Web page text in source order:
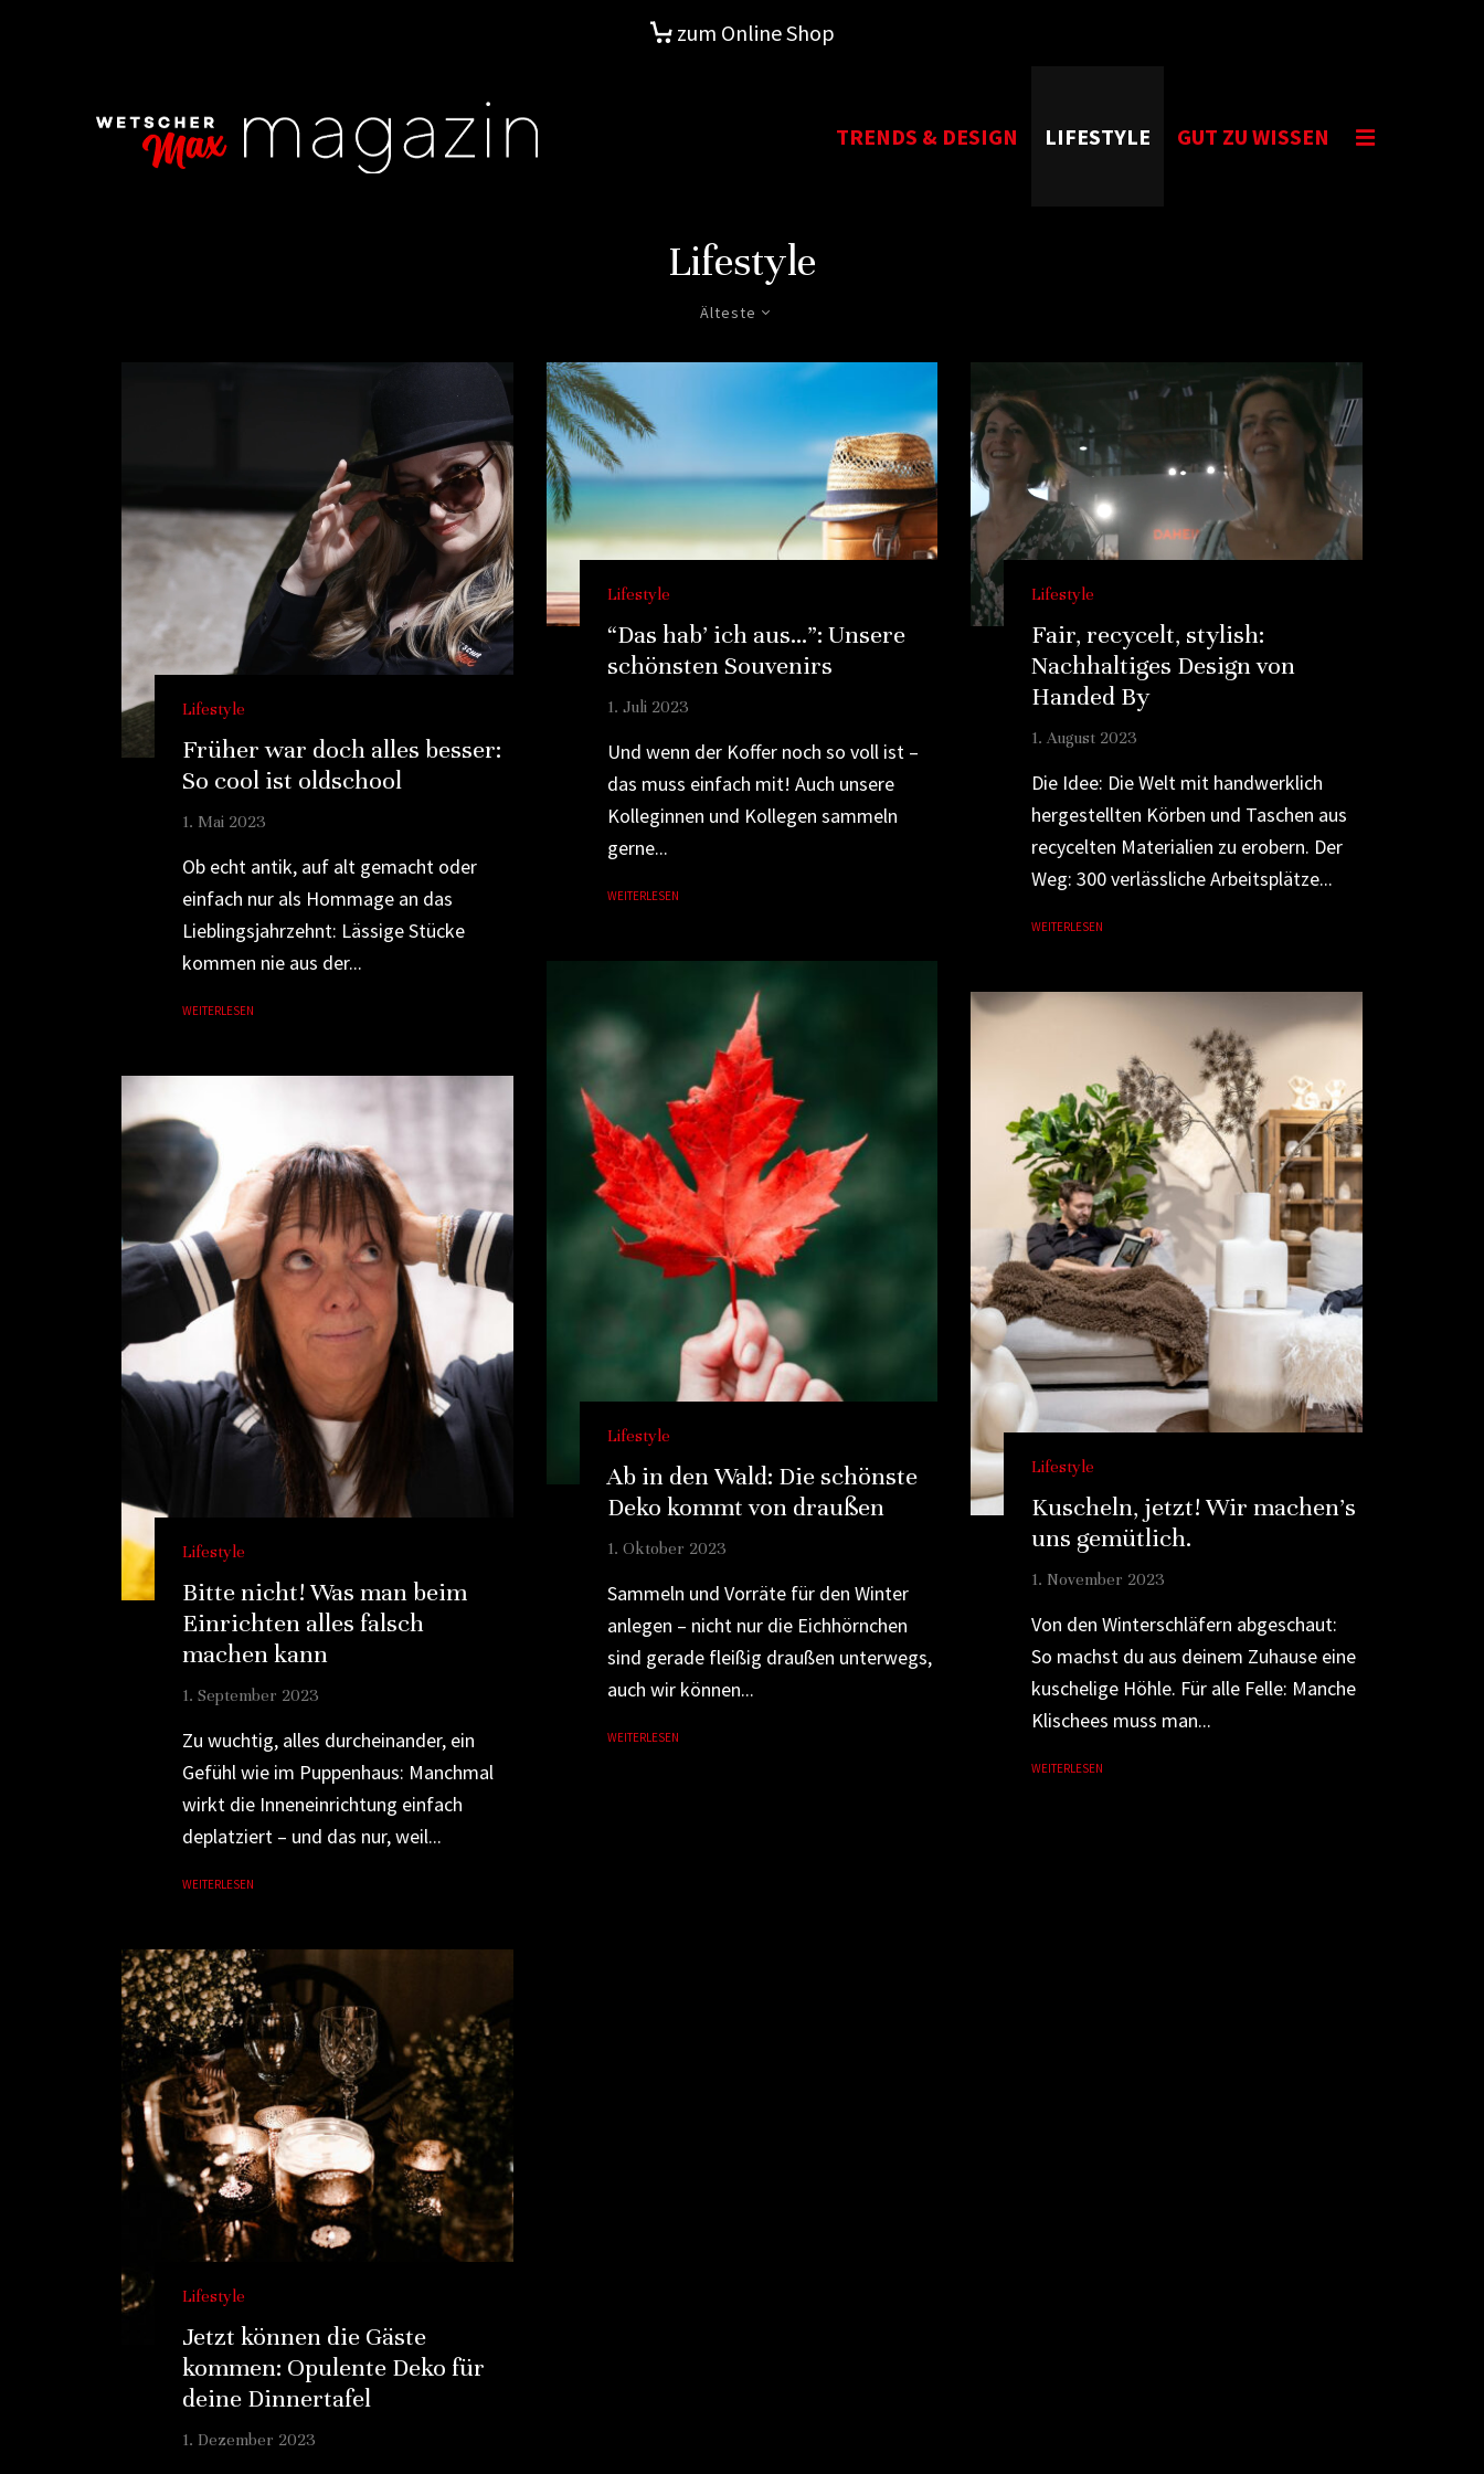
zum Online Shop
TRENDS & DESIGN LIFESTYLE GUT ZU WISSEN
Lifestyle
Älteste
Lifestyle
Früher war doch alles besser:
So cool ist oldschool
1. Mai 2023
Ob echt antik, auf alt gemacht oder
einfach nur als Hommage an das
Lieblingsjahrzehnt: Lässige Stücke
kommen nie aus der...
WEITERLESEN
Lifestyle
Bitte nicht! Was man beim
Einrichten alles falsch
machen kann
1. September 2023
Zu wuchtig, alles durcheinander, ein
Gefühl wie im Puppenhaus: Manchmal
wirkt die Inneneinrichtung einfach
deplatziert – und das nur, weil...
WEITERLESEN
Lifestyle
Jetzt können die Gäste
kommen: Opulente Deko für
deine Dinnertafel
1. Dezember 2023
Lifestyle
“Das hab’ ich aus…”: Unsere
schönsten Souvenirs
1. Juli 2023
Und wenn der Koffer noch so voll ist –
das muss einfach mit! Auch unsere
Kolleginnen und Kollegen sammeln
gerne...
WEITERLESEN
Lifestyle
Ab in den Wald: Die schönste
Deko kommt von draußen
1. Oktober 2023
Sammeln und Vorräte für den Winter
anlegen – nicht nur die Eichhörnchen
sind gerade fleißig draußen unterwegs,
auch wir können...
WEITERLESEN
Lifestyle
Fair, recycelt, stylish:
Nachhaltiges Design von
Handed By
1. August 2023
Die Idee: Die Welt mit handwerklich
hergestellten Körben und Taschen aus
recycelten Materialien zu erobern. Der
Weg: 300 verlässliche Arbeitsplätze...
WEITERLESEN
Lifestyle
Kuscheln, jetzt! Wir machen’s
uns gemütlich.
1. November 2023
Von den Winterschläfern abgeschaut:
So machst du aus deinem Zuhause eine
kuschelige Höhle. Für alle Felle: Manche
Klischees muss man...
WEITERLESEN